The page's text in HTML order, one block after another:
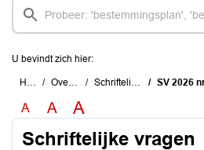
U bevindt zich hier:
Home Overzichten Schriftelijke vragen SV 2026 nr. 93
A A A
Schriftelijke vragen